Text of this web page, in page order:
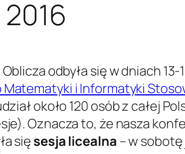
odbyła się w dniach
Matematyki i Informatyki
około 120 osób z całej
Oznacza to, że nasza
się sesja licealna – w